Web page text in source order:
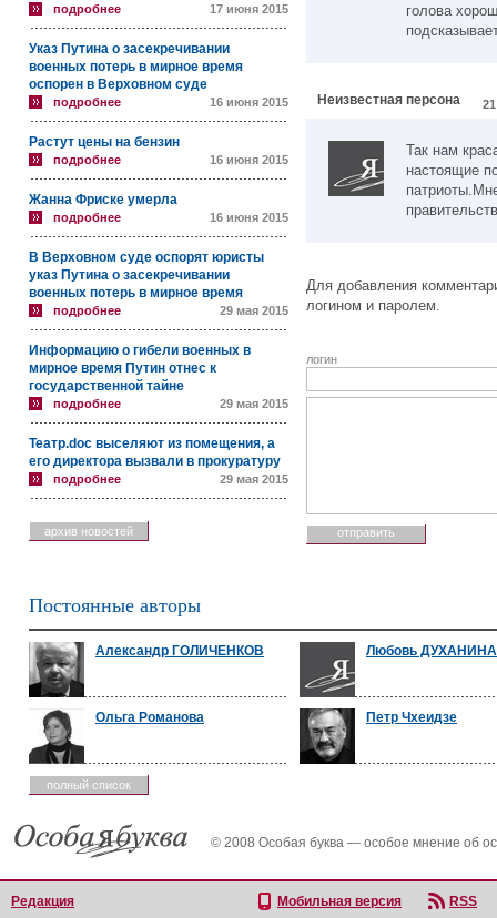
подробнее 17 июня 2015
Указ Путина о засекречивании
военных потерь в мирное время
оспорен в Верховном суде
подробнее 16 июня 2015
Растут цены на бензин
подробнее 16 июня 2015
Жанна Фриске умерла
подробнее 16 июня 2015
В Верховном суде оспорят юристы
указ Путина о засекречивании
военных потерь в мирное время
подробнее 29 мая 2015
Информацию о гибели военных в
мирное время Путин отнес к
государственной тайне
подробнее 29 мая 2015
Театр.doc выселяют из помещения, а
его директора вызвали в прокуратуру
подробнее 29 мая 2015
архив новостей
голова
Неизвестная персона
Так нам
настоящие
Для добавления
логином и паролем.
логин
Постоянные авторы
Александр ГОЛИЧЕНКОВ Любовь ДУХАНИНА
Ольга Романова Петр Чхеидзе
полный список
© 2008 Особая буква — особое мнение об
Редакция Мобильная версия RSS